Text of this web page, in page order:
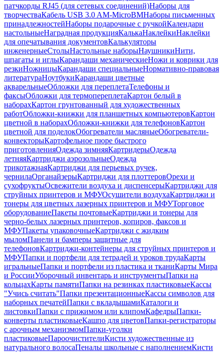
патчкорды RJ45 (для сетевых соединений)Наборы для
творчестваКабель USB 3.0 AM-MicroBMНаборы письменных
принадлежностейНаборы подарочные с ручкойКалендари
настольныеНаградная продукцияКалькаНаклейкиНаклейки
для опечатывания документовКалькуляторы
инженерныеСтолыНастольные наборыНаушникиНити,
шпагаты и иглыКарандаши механическиеНожи и коврики для
резкиНожницыКарандаши специальныеНормативно-правовая
литератураНоутбукиКарандаши цветные
акварельныеОбложки для переплетаТелефоны и
факсыОбложки для термопереплетаКартон белый в
наборахКартон грунтованный для художественных
работОбложки-книжки для планшетных компьютеровКартон
цветной в наборахОбложки-книжки для телефоновКартон
цветной для поделокОбогреватели масляныеОбогреватели-
конвекторыКартофельное пюре быстрого
приготовленияОдежда зимняяКартридерыОдежда
летняяКартриджи аэрозольныеОдежда
трикотажнаяКартриджи для перьевых ручек,
чернилаОрганайзерыКартриджи для плоттеровОрехи и
сухофруктыОсвежители воздуха и диспенсерыКартриджи для
струйных принтеров и МФУОсушители воздухаКартриджи и
тонеры для цветных лазерных принтеров и МФУТорговое
оборудованиеПакеты почтовыеКартриджи и тонеры для
черно-белых лазерных принтеров, копиров, факсов и
МФУПакеты упаковочныеКартриджи с жидким
мыломПанели и бамперы защитные для
телефоновКартриджи-контейнеры для струйных принтеров и
МФУПапки и портфели для тетрадей и уроков трудаКарты
игральныеПапки и портфели из пластика и тканиКарты Мира
и РоссииУборочный инвентарь и инструментыПапки на
кольцахКарты памятиПапки на резинках пластиковыеКассы
"Учись считать"Папки презентационныеКассы символов для
наборных печатейПапки с вкладышамиКаталоги и
листовкиПапки с прижимом или клипомКафедрыПапки-
конверты пластиковыеКашпо для цветовПапки-регистраторы
с арочным механизмомПапки-уголки
пластиковыеПароочистителиКисти художественные из
натурального волосаПеналы школьные с наполнениемКисти